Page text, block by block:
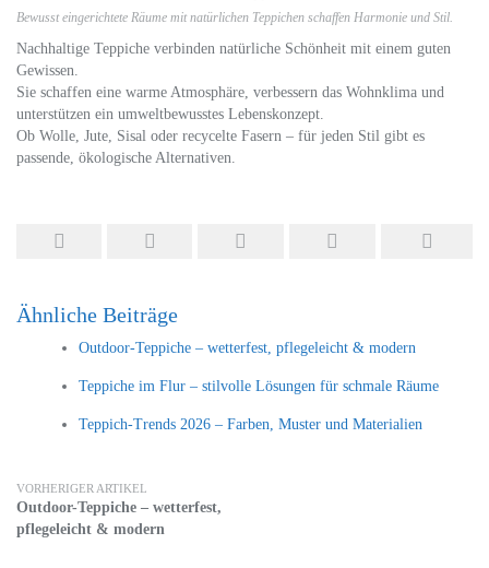
Bewusst eingerichtete Räume mit natürlichen Teppichen schaffen Harmonie und Stil.
Nachhaltige Teppiche verbinden natürliche Schönheit mit einem guten
Gewissen.
Sie schaffen eine warme Atmosphäre, verbessern das Wohnklima und
unterstützen ein umweltbewusstes Lebenskonzept.
Ob Wolle, Jute, Sisal oder recycelte Fasern – für jeden Stil gibt es
passende, ökologische Alternativen.
Ähnliche Beiträge
Outdoor-Teppiche – wetterfest, pflegeleicht & modern
Teppiche im Flur – stilvolle Lösungen für schmale Räume
Teppich-Trends 2026 – Farben, Muster und Materialien
VORHERIGER ARTIKEL
Outdoor-Teppiche – wetterfest,
pflegeleicht & modern